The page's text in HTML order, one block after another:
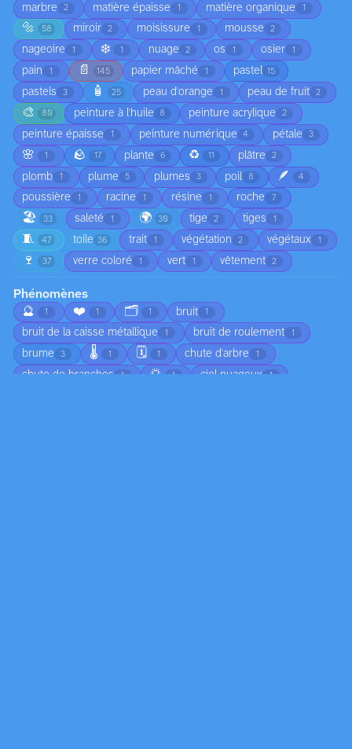
marbre 2 matière épaisse 1 matière organique 1
🔩 58 miroir 2 moisissure 1 mousse 2
nageoire 1 ❄️ 1 nuage 2 os 1 osier 1
pain 1 📄 145 papier mâché 1 pastel 15
pastels 3 🧴 25 peau d'orange 1 peau de fruit 2
🎨 80 peinture à l'huile 8 peinture acrylique 2
peinture épaisse 1 peinture numérique 4 pétale 3
🌸 1 🪨 17 plante 6 ♻️ 11 plâtre 2
plomb 1 plume 5 plumes 3 poil 8 🪶 4
poussière 1 racine 1 résine 1 roche 7
🏖️ 33 saleté 1 🌍 30 tige 2 tiges 1
🧵 47 toile 36 trait 1 végétation 2 végétaux 1
🍷 37 verre coloré 1 vert 1 vêtement 2
Phénomènes
🔮
1 ❤️ 1 🗂️ 1 bruit 1
bruit de la caisse métallique 1 bruit de roulement 1
brume 3 🌡️ 1 🗓️ 1 chute d'arbre 1
chute de branches 1 🌅 1 ciel nuageux 1